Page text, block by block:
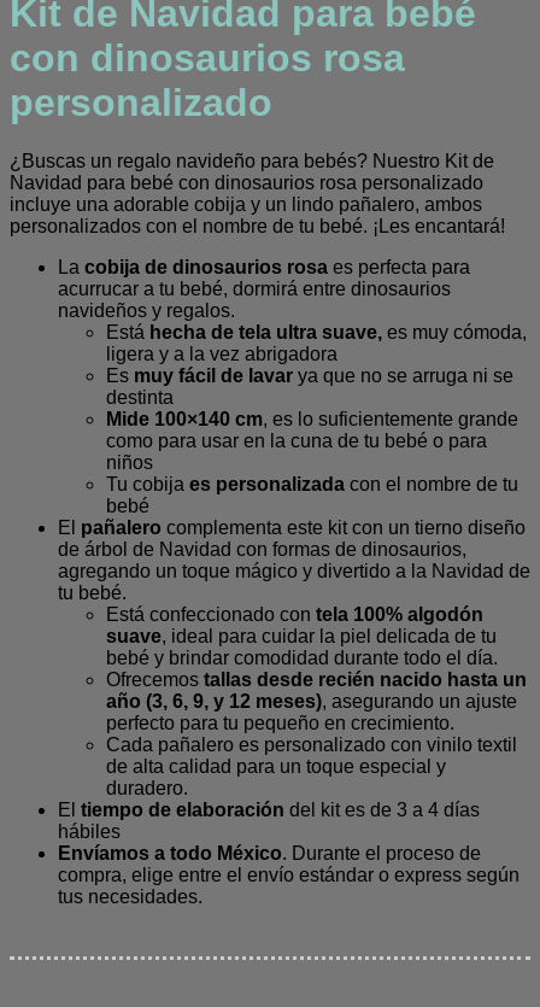
cantidad
Kit de Navidad para bebé
con dinosaurios rosa
personalizado
¿Buscas un regalo navideño para bebés? Nuestro Kit de
Navidad para bebé con dinosaurios rosa personalizado
incluye una adorable cobija y un lindo pañalero, ambos
personalizados con el nombre de tu bebé. ¡Les encantará!
La cobija de dinosaurios rosa es perfecta para
acurrucar a tu bebé, dormirá entre dinosaurios
navideños y regalos.
Está hecha de tela ultra suave, es muy cómoda,
ligera y a la vez abrigadora
Es muy fácil de lavar ya que no se arruga ni se
destinta
Mide 100×140 cm, es lo suficientemente grande
como para usar en la cuna de tu bebé o para
niños
Tu cobija es personalizada con el nombre de tu
bebé
El pañalero complementa este kit con un tierno diseño
de árbol de Navidad con formas de dinosaurios,
agregando un toque mágico y divertido a la Navidad de
tu bebé.
Está confeccionado con tela 100% algodón
suave, ideal para cuidar la piel delicada de tu
bebé y brindar comodidad durante todo el día.
Ofrecemos tallas desde recién nacido hasta un
año (3, 6, 9, y 12 meses), asegurando un ajuste
perfecto para tu pequeño en crecimiento.
Cada pañalero es personalizado con vinilo textil
de alta calidad para un toque especial y
duradero.
El tiempo de elaboración del kit es de 3 a 4 días
hábiles
Envíamos a todo México. Durante el proceso de
compra, elige entre el envío estándar o express según
tus necesidades.